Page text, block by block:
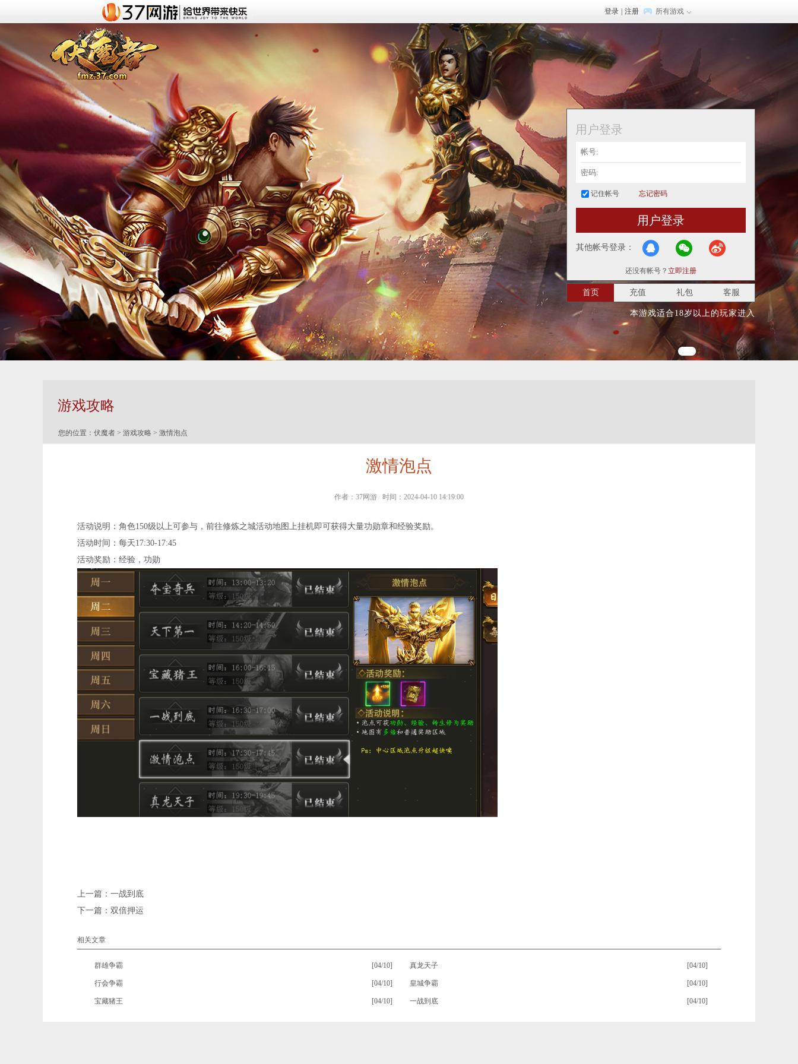
登录 注册 所有游戏
用户登录
记住帐号 忘记密码
用户登录
其他帐号登录：
还没有帐号？ 立即注册
首页 充值 礼包 客服
本游戏适合18岁以上的玩家进入
游戏攻略
您的位置： 伏魔者 > 游戏攻略 > 激情泡点
激情泡点
作者：37网游 时间：2024-04-10 14:19:00
活动说明：角色150级以上可参与，前往修炼之城活动地图上挂机即可获得大量功勋章和经验奖励。
活动时间：每天17:30-17:45
活动奖励：经验，功勋
上一篇： 一战到底
下一篇： 双倍押运
相关文章
[04/10]
群雄争霸 [04/10]
真龙天子
[04/10]
行会争霸 [04/10]
皇城争霸
[04/10]
宝藏猪王 [04/10]
一战到底